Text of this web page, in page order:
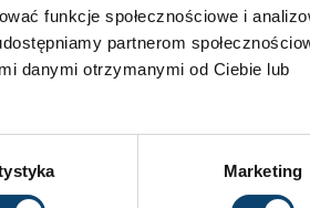
funkcje społecznościowe i
partnerom
danymi otrzymanymi od Ciebie lub
Marketing
Znaczenie białka po
treningu Twoje
2025-04-28Brak